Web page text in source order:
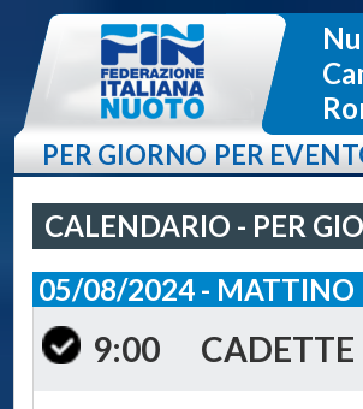
PER GIORNO PER
CALENDARIO - PER
05/08/2024 - MATTINO
9:00 CADETTE